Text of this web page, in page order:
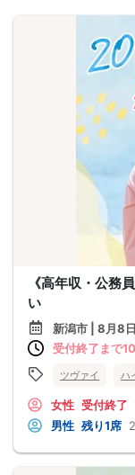
《高年収・公務
い
新潟市 | 8月8
受付終了まで
ツヴァイ ハ
女性 受付終了
男性 残り1席